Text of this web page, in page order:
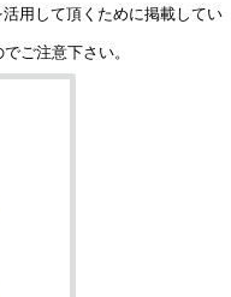
用して頂くために掲載してい
ご注意下さい。